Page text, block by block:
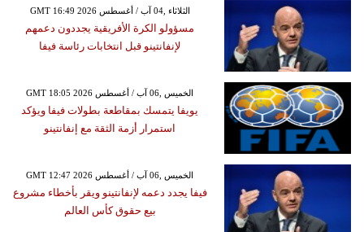
GMT 16:49 2026 الثلاثاء ,04 آب / أغسطس
مسؤولو الكرة الأفريقية يجددون دعمهم
لإنفانتينو قبل انتخابات رئاسة فيفا
GMT 18:05 2026 الخميس ,06 آب / أغسطس
يويفا يتمسك بمقاطعة بطولات فيفا ويؤكد
استمرار أزمة الثقة مع إنفانتينو
GMT 12:47 2026 الخميس ,06 آب / أغسطس
فيفا يجدد دعمه لإنفانتينو ويقر بأخطاء مشروع
بيع حقوق كأس العالم